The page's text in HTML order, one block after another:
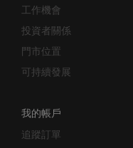
工作機會
投資者關係
門市位置
可持續發展
我的帳戶
追蹤訂單